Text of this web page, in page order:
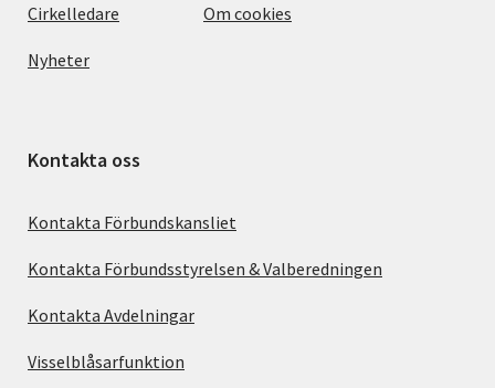
Cirkelledare
Nyheter
Om cookies
Kontakta oss
Kontakta Förbundskansliet
Kontakta Förbundsstyrelsen & Valberedningen
Kontakta Avdelningar
Visselblåsarfunktion